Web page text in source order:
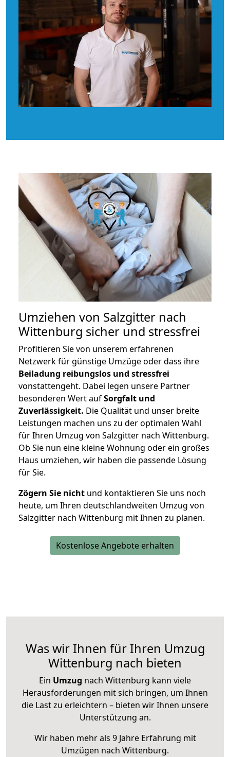
Umziehen von Salzgitter nach
Wittenburg sicher und stressfrei
Profitieren Sie von unserem erfahrenen
Netzwerk für günstige Umzüge oder dass ihre
Beiladung reibungslos und stressfrei
vonstattengeht. Dabei legen unsere Partner
besonderen Wert aufSorgfalt und
Zuverlässigkeit. Die Qualität und unser breite
Leistungen machen uns zu der optimalen Wahl
für Ihren Umzug von Salzgitter nach Wittenburg.
Ob Sie nun eine kleine Wohnung oder ein großes
Haus umziehen, wir haben die passende Lösung
für Sie.
Zögern Sie nicht und kontaktieren Sie uns noch
heute, um Ihren deutschlandweiten Umzug von
Salzgitter nach Wittenburg mit Ihnen zu planen.
Kostenlose Angebote erhalten
Was wir Ihnen für Ihren Umzug
Wittenburg nach bieten
Ein Umzug nach Wittenburg kann viele
Herausforderungen mit sich bringen, um Ihnen
die Last zu erleichtern – bieten wir Ihnen unsere
Unterstützung an.
Wir haben mehr als 9 Jahre Erfahrung mit
Umzügen nach Wittenburg.